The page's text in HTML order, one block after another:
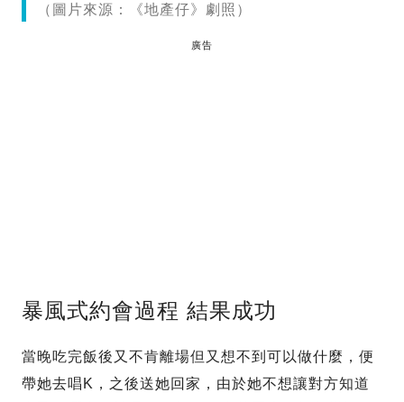
（圖片來源：《地產仔》劇照）
廣告
暴風式約會過程 結果成功
當晚吃完飯後又不肯離場但又想不到可以做什麼，便
帶她去唱K，之後送她回家，由於她不想讓對方知道